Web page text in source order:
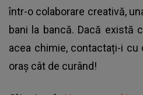
într-o colaborare creativă,
bani la bancă. Dacă există
acea chimie, contactați-i cu
oraș cât de curând!